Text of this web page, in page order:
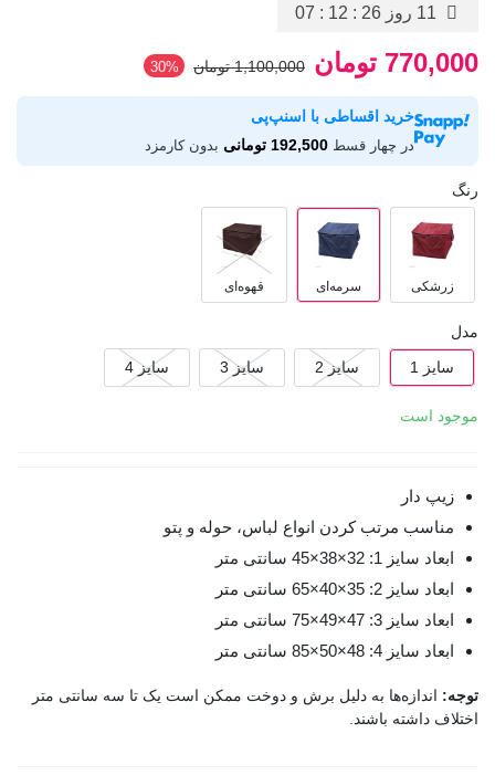
11 روز 07 : 12 : 25
770,000 تومان 1,100,000 تومان ‎30%
خرید اقساطی با اسنپ‌پی
در چهار قسط 192,500 تومانی بدون کارمزد
رنگ
زرشکی سرمه‌ای قهوه‌ای
مدل
سایز 1
سایز 2 سایز 3 سایز 4
موجود است
زیپ دار
مناسب مرتب کردن انواع لباس، حوله و پتو
ابعاد سایز 1: 32×38×45 سانتی متر
ابعاد سایز 2: 35×40×65 سانتی متر
ابعاد سایز 3: 47×49×75 سانتی متر
ابعاد سایز 4: 48×50×85 سانتی متر
توجه: اندازه‌ها به دلیل برش و دوخت ممکن است یک تا سه سانتی متر
اختلاف داشته باشند.